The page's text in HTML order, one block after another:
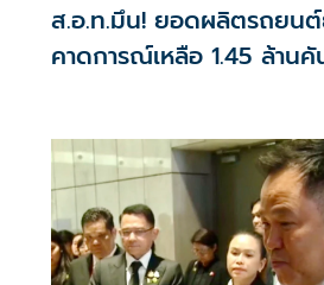
ส.อ.ท.มึน! ยอดผลิตรถยน
คาดการณ์เหลือ 1.45 ล้านคั